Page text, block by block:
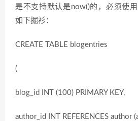
是不支持默认是now()的，必须使用
如下掘衫：
CREATE TABLE blogentries
(
blog_id INT (100) PRIMARY KEY,
author_id INT REFERENCES author